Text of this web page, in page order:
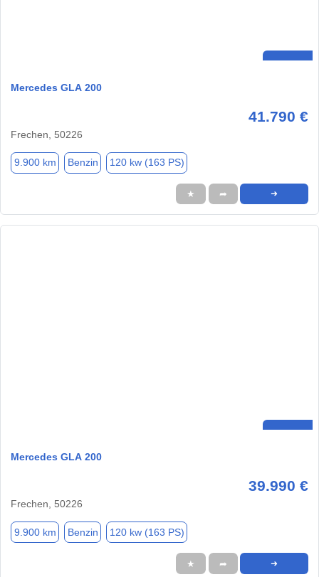
Mercedes GLA 200
41.790 €
Frechen, 50226
9.900 km Benzin 120 kw (163 PS)
★ ➦ ➜
Mercedes GLA 200
39.990 €
Frechen, 50226
9.900 km Benzin 120 kw (163 PS)
★ ➦ ➜